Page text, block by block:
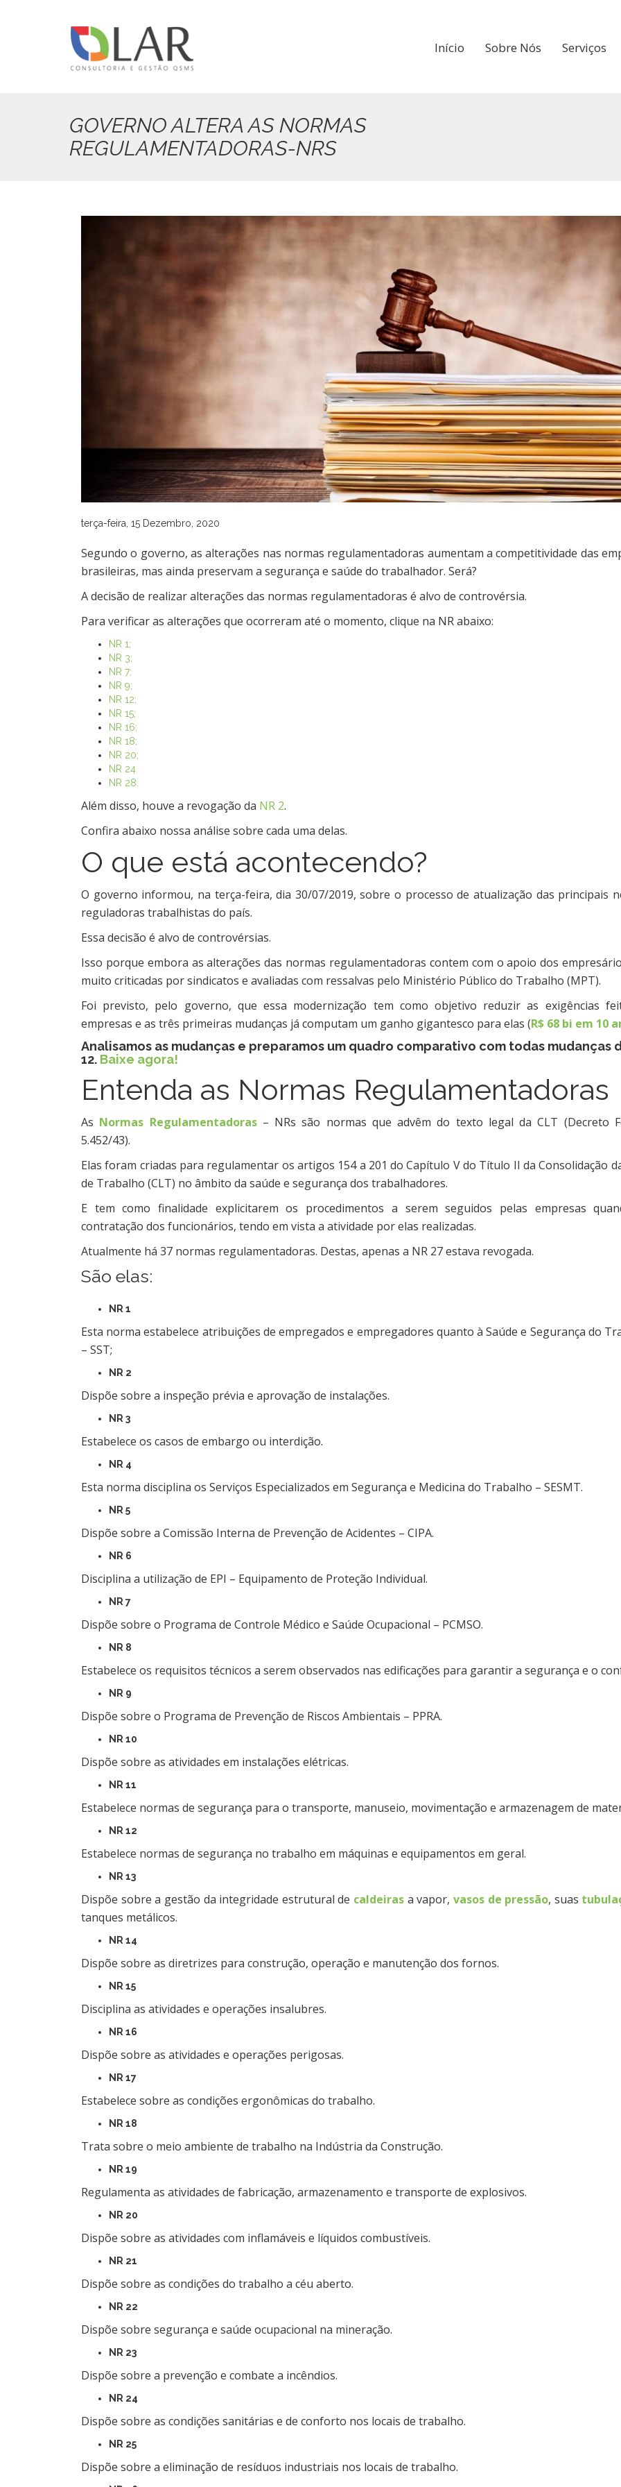
Início Sobre Nós Serviços
GOVERNO ALTERA AS NORMAS
REGULAMENTADORAS-NRS
terça-feira, 15 Dezembro, 2020
Segundo o governo, as alterações nas normas regulamentadoras aumentam a competitividade das
brasileiras, mas ainda preservam a segurança e saúde do trabalhador. Será?
A decisão de realizar alterações das normas regulamentadoras é alvo de controvérsia.
Para verificar as alterações que ocorreram até o momento, clique na NR abaixo:
NR 1;
NR 3;
NR 7;
NR 9;
NR 12;
NR 15;
NR 16;
NR 18;
NR 20;
NR 24
NR 28.
Além disso, houve a revogação da NR 2.
Confira abaixo nossa análise sobre cada uma delas.
O que está acontecendo?
O governo informou, na terça-feira, dia 30/07/2019, sobre o processo de atualização das principais
reguladoras trabalhistas do país.
Essa decisão é alvo de controvérsias.
Isso porque embora as alterações das normas regulamentadoras contem com o apoio dos
muito criticadas por sindicatos e avaliadas com ressalvas pelo Ministério Público do Trabalho (MPT).
Foi previsto, pelo governo, que essa modernização tem como objetivo reduzir as exigências
empresas e as três primeiras mudanças já computam um ganho gigantesco para elas (R$ 68 bi em 10
Analisamos as mudanças e preparamos um quadro comparativo com todas mudanças
12. Baixe agora!
Entenda as Normas Regulamentadoras
As Normas Regulamentadoras– NRs são normas que advêm do texto legal da CLT (Decreto
5.452/43).
Elas foram criadas para regulamentar os artigos 154 a 201 do Capítulo V do Título II da Consolidação
de Trabalho (CLT) no âmbito da saúde e segurança dos trabalhadores.
E tem como finalidade explicitarem os procedimentos a serem seguidos pelas empresas
contratação dos funcionários, tendo em vista a atividade por elas realizadas.
Atualmente há 37 normas regulamentadoras. Destas, apenas a NR 27 estava revogada.
São elas:
NR 1
Esta norma estabelece atribuições de empregados e empregadores quanto à Saúde e Segurança do
– SST;
NR 2
Dispõe sobre a inspeção prévia e aprovação de instalações.
NR 3
Estabelece os casos de embargo ou interdição.
NR 4
Esta norma disciplina os Serviços Especializados em Segurança e Medicina do Trabalho – SESMT.
NR 5
Dispõe sobre a Comissão Interna de Prevenção de Acidentes – CIPA.
NR 6
Disciplina a utilização de EPI – Equipamento de Proteção Individual.
NR 7
Dispõe sobre o Programa de Controle Médico e Saúde Ocupacional – PCMSO.
NR 8
Estabelece os requisitos técnicos a serem observados nas edificações para garantir a segurança e o
NR 9
Dispõe sobre o Programa de Prevenção de Riscos Ambientais – PPRA.
NR 10
Dispõe sobre as atividades em instalações elétricas.
NR 11
Estabelece normas de segurança para o transporte, manuseio, movimentação e armazenagem de
NR 12
Estabelece normas de segurança no trabalho em máquinas e equipamentos em geral.
NR 13
Dispõe sobre a gestão da integridade estrutural de caldeiras a vapor, vasos de pressão, suas
tanques metálicos.
NR 14
Dispõe sobre as diretrizes para construção, operação e manutenção dos fornos.
NR 15
Disciplina as atividades e operações insalubres.
NR 16
Dispõe sobre as atividades e operações perigosas.
NR 17
Estabelece sobre as condições ergonômicas do trabalho.
NR 18
Trata sobre o meio ambiente de trabalho na Indústria da Construção.
NR 19
Regulamenta as atividades de fabricação, armazenamento e transporte de explosivos.
NR 20
Dispõe sobre as atividades com inflamáveis e líquidos combustíveis.
NR 21
Dispõe sobre as condições do trabalho a céu aberto.
NR 22
Dispõe sobre segurança e saúde ocupacional na mineração.
NR 23
Dispõe sobre a prevenção e combate a incêndios.
NR 24
Dispõe sobre as condições sanitárias e de conforto nos locais de trabalho.
NR 25
Dispõe sobre a eliminação de resíduos industriais nos locais de trabalho.